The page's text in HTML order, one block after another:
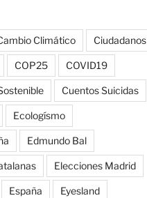
Climático Ciudadanos
COP25 COVID19
Cuentos Suicidas
Ecologísmo
Edmundo Bal
Elecciones Madrid
España Eyesland